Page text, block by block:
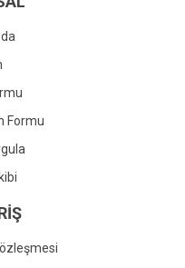
Formu